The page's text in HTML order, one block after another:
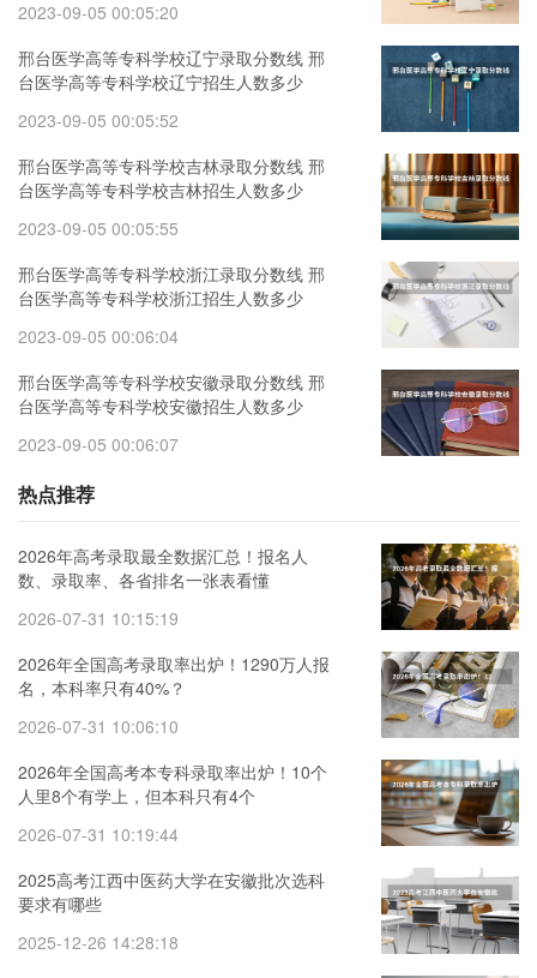
2023-09-05 00:05:20
邢台医学高等专科学校辽宁录取分数线 邢
台医学高等专科学校辽宁招生人数多少
2023-09-05 00:05:52
邢台医学高等专科学校吉林录取分数线 邢
台医学高等专科学校吉林招生人数多少
2023-09-05 00:05:55
邢台医学高等专科学校浙江录取分数线 邢
台医学高等专科学校浙江招生人数多少
2023-09-05 00:06:04
邢台医学高等专科学校安徽录取分数线 邢
台医学高等专科学校安徽招生人数多少
2023-09-05 00:06:07
热点推荐
2026年高考录取最全数据汇总！报名人
数、录取率、各省排名一张表看懂
2026-07-31 10:15:19
2026年全国高考录取率出炉！1290万人报
名，本科率只有40%？
2026-07-31 10:06:10
2026年全国高考本专科录取率出炉！10个
人里8个有学上，但本科只有4个
2026-07-31 10:19:44
2025高考江西中医药大学在安徽批次选科
要求有哪些
2025-12-26 14:28:18